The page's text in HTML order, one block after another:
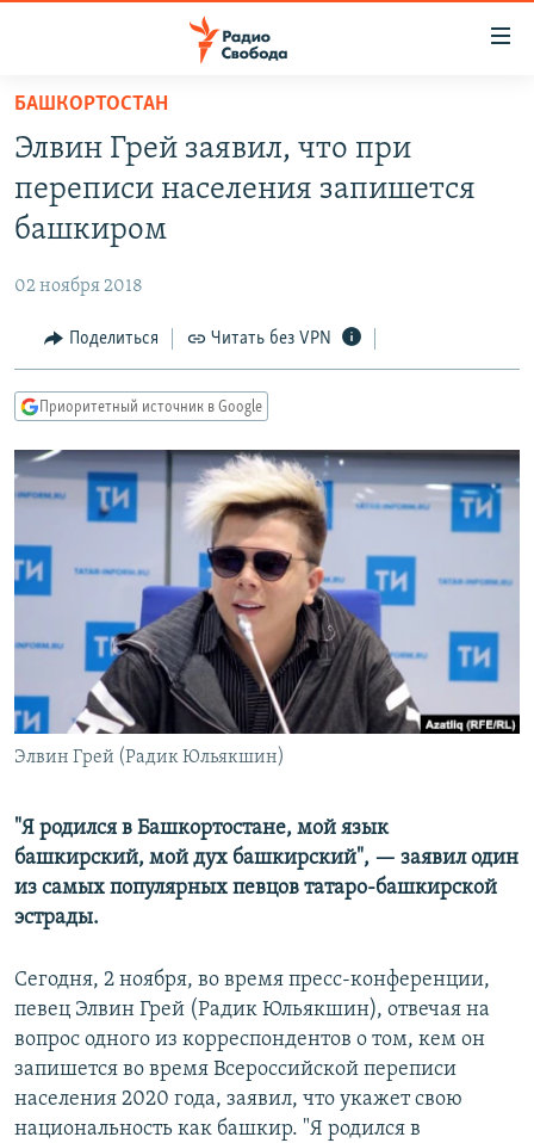
упрощенного
доступа
основному
Вернутся
Вернутся
поиску
ПОДКАСТЫ
АВТОРСКИЕ ПРОЕКТЫ
МНЕНИЯ
КУЛЬТУРА
КАВКАЗ.РЕАЛИИ
СЕВЕР.РЕАЛИИ
СИБИРЬ.РЕАЛИИ
РАСПИСАНИЕ ВЕЩАНИЯ
ПОДПИШИТЕСЬ НА РАССЫЛКУ
СОЦИАЛЬНЫЕ СЕТИ
Все сайты РСЕ/РС
БАШКОРТОСТАН
Элвин Грей заявил, что при
переписи населения запишется
башкиром
02 ноября 2018
Поделиться Читать без VPN
Приоритетный источник в Google
Элвин Грей (Радик Юльякшин)
"Я родился в Башкортостане, мой язык
башкирский, мой дух башкирский", — заявил один
из самых популярных певцов татаро-башкирской
эстрады.
Сегодня, 2 ноября, во время пресс-конференции,
певец Элвин Грей (Радик Юльякшин), отвечая на
вопрос одного из корреспондентов о том, кем он
запишется во время Всероссийской переписи
населения 2020 года, заявил, что укажет свою
национальность как башкир. "Я родился в